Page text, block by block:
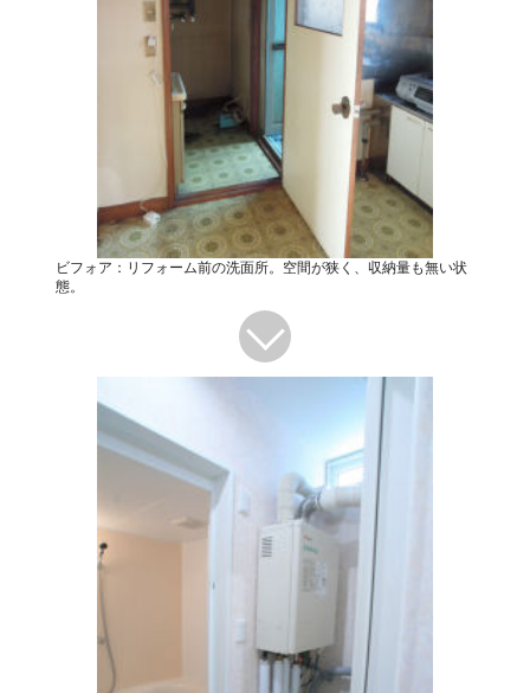
ビフォア：リフォーム前の洗面所。空間が狭く、収納量も無い状
態。